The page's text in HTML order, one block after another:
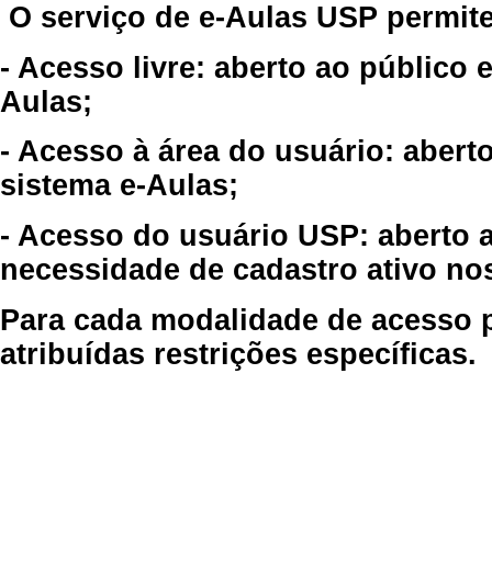
O serviço de e-Aulas USP
- Acesso livre: aberto ao público
Aulas;
- Acesso à área do usuário:
sistema e-Aulas;
- Acesso do usuário USP: aberto
necessidade de cadastro ativo
Para cada modalidade de
atribuídas restrições específicas.